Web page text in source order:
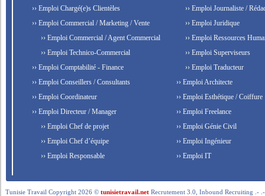
›› Emploi Chargé(e)s Clientèles
›› Emploi Commercial / Marketing / Vente
›› Emploi Commercial / Agent Commercial
›› Emploi Technico-Commercial
›› Emploi Comptabilité - Finance
›› Emploi Conseillers / Consultants
›› Emploi Coordinateur
›› Emploi Directeur / Manager
›› Emploi Chef de projet
›› Emploi Chef d’équipe
›› Emploi Responsable
›› Emploi Journaliste /
›› Emploi Juridique
›› Emploi Ressources
›› Emploi Superviseurs
›› Emploi Traducteur
›› Emploi Architecte
›› Emploi Esthétique / Coiffure
›› Emploi Freelance
›› Emploi Génie Civil
›› Emploi Ingénieur
›› Emploi IT
Tunisie Travail Copyright 2026 ©tunisietravail.net Recrutement 3.0, Inbound Recruiting .-